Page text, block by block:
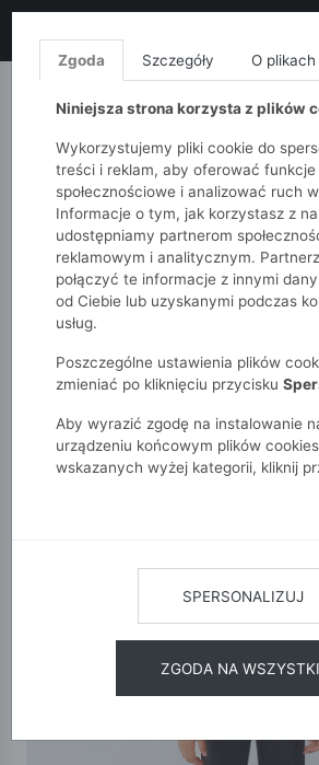
MONNARI QUIOSQUE
51015kids
Dziewczynki 7-12 lat
Czarne spodnie flare dziewczęce –
Zgoda Szczegóły O
Niniejsza strona korzysta z plików
Wykorzystujemy pliki cookie do
treści i reklam, aby oferować funkcje
społecznościowe i analizować ruch
Informacje o tym, jak korzystasz z
udostępniamy partnerom
reklamowym i analitycznym.
połączyć te informacje z innymi
od Ciebie lub uzyskanymi podczas
usług.
Poszczególne ustawienia plików
zmieniać po kliknięciu przycisku
Aby wyrazić zgodę na instalowanie
urządzeniu końcowym plików
wskazanych wyżej kategorii, kliknij
SPERSONALIZUJ
ZGODA NA